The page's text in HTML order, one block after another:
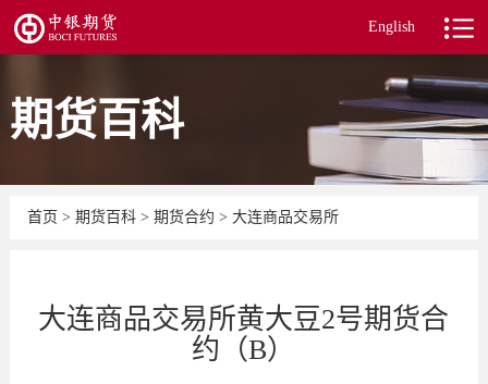
English
期货百科
首页 > 期货百科 > 期货合约 > 大连商品交易所
大连商品交易所黄大豆2号期货合
约（B）